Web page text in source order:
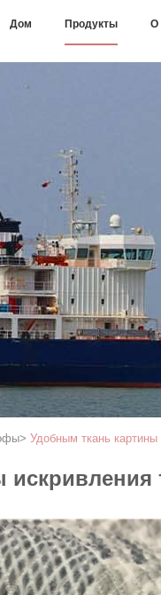
Дом Продукты О
> Удобным ткань